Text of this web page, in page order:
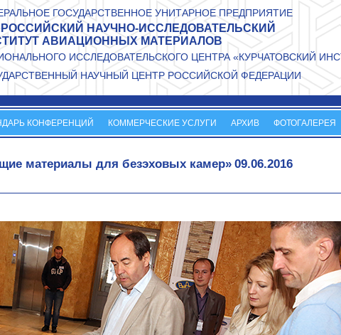
ГОСУДАРСТВЕННОЕ УНИТАРНОЕ ПРЕДПРИЯТИЕ
НАУЧНО-ИССЛЕДОВАТЕЛЬСКИЙ
АВИАЦИОННЫХ МАТЕРИАЛОВ
ИССЛЕДОВАТЕЛЬСКОГО ЦЕНТРА «КУРЧАТОВСКИЙ
НАУЧНЫЙ ЦЕНТР РОССИЙСКОЙ ФЕДЕРАЦИИ
КОНФЕРЕНЦИЙ КОММЕРЧЕСКИЕ УСЛУГИ АРХИВ ФОТОГАЛЕРЕЯ
материалы для безэховых камер» 09.06.2016